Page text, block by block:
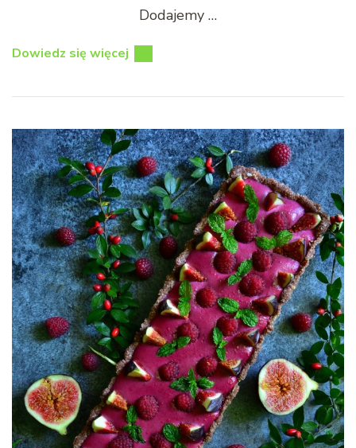
Dodajemy …
Dowiedz się więcej